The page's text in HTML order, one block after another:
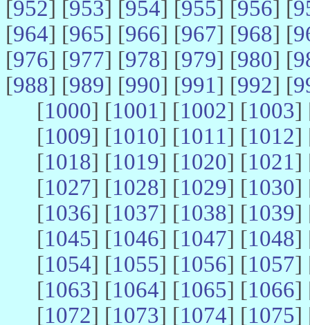
[952] [953] [954] [955] [956] [
[964] [965] [966] [967] [968] [
[976] [977] [978] [979] [980] [
[988] [989] [990] [991] [992] [
[1000] [1001] [1002] [1003]
[1009] [1010] [1011] [1012]
[1018] [1019] [1020] [1021]
[1027] [1028] [1029] [1030]
[1036] [1037] [1038] [1039]
[1045] [1046] [1047] [1048]
[1054] [1055] [1056] [1057]
[1063] [1064] [1065] [1066]
[1072] [1073] [1074] [1075]